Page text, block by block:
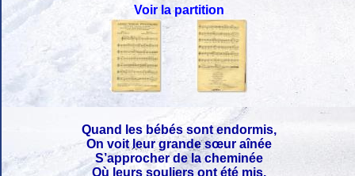
Voir la partition
Quand les bébés sont endormis,
On voit leur grande sœur aînée
S’approcher de la cheminée
Où leurs souliers ont été mis.